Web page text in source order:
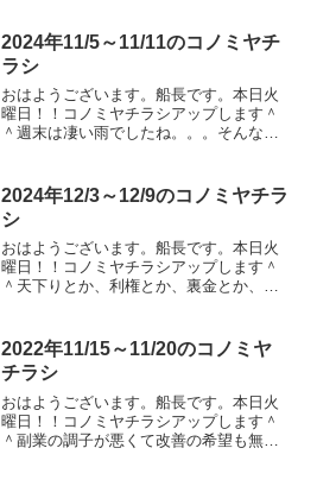
なでチラシをドン！！とり...
2024年11/5～11/11のコノミヤチ
ラシ
おはようございます。船長です。本日火
曜日！！コノミヤチラシアップします＾
＾週末は凄い雨でしたね。。。そんな
跡的に数時間晴れていたんで、そのタイ
ミングでがっつりつってきまし...
2024年12/3～12/9のコノミヤチラ
シ
おはようございます。船長です。本日火
曜日！！コノミヤチラシアップします＾
＾天下りとか、利権とか、裏金とか、イ
す。。。ガストやバーミヤンのクーポン
のチラシが入ってたのでコノミヤ...
2022年11/15～11/20のコノミヤ
チラシ
おはようございます。船長です。本日火
曜日！！コノミヤチラシアップします＾
＾副業の調子が悪くて改善の希望も無く